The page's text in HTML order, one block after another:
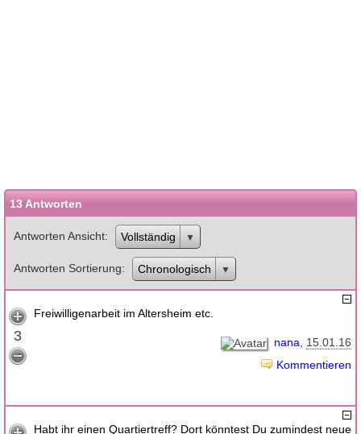
13 Antworten
Antworten Ansicht Vollständig
Antworten Sortierung Chronologisch
3
Freiwilligenarbeit im Altersheim etc.
nana
15.01.16
Kommentieren
Habt ihr einen Quartiertreff? Dort könntest Du zumindest neue